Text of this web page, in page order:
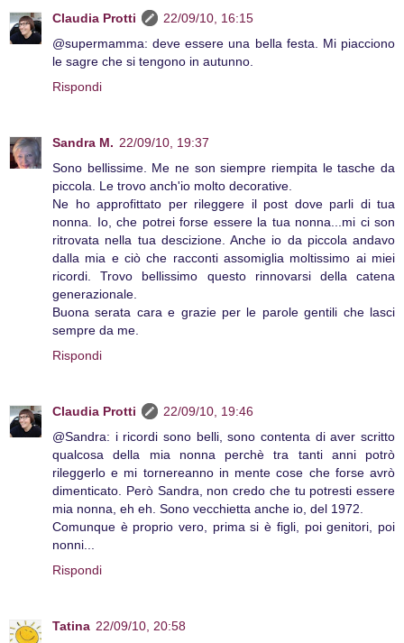
Claudia Protti
22/09/10, 16:15
@supermamma: deve essere una bella festa. Mi piacciono
le sagre che si tengono in autunno.
Rispondi
Sandra M. 22/09/10, 19:37
Sono bellissime. Me ne son siempre riempita le tasche da
piccola. Le trovo anch'io molto decorative.
Ne ho approfittato per rileggere il post dove parli di tua
nonna. Io, che potrei forse essere la tua nonna...mi ci son
ritrovata nella tua descizione. Anche io da piccola andavo
dalla mia e ciò che racconti assomiglia moltissimo ai miei
ricordi. Trovo bellissimo questo rinnovarsi della catena
generazionale.
Buona serata cara e grazie per le parole gentili che lasci
sempre da me.
Rispondi
Claudia Protti
22/09/10, 19:46
@Sandra: i ricordi sono belli, sono contenta di aver scritto
qualcosa della mia nonna perchè tra tanti anni potrò
rileggerlo e mi tornereanno in mente cose che forse avrò
dimenticato. Però Sandra, non credo che tu potresti essere
mia nonna, eh eh. Sono vecchietta anche io, del 1972.
Comunque è proprio vero, prima si è figli, poi genitori, poi
nonni...
Rispondi
Tatina 22/09/10, 20:58